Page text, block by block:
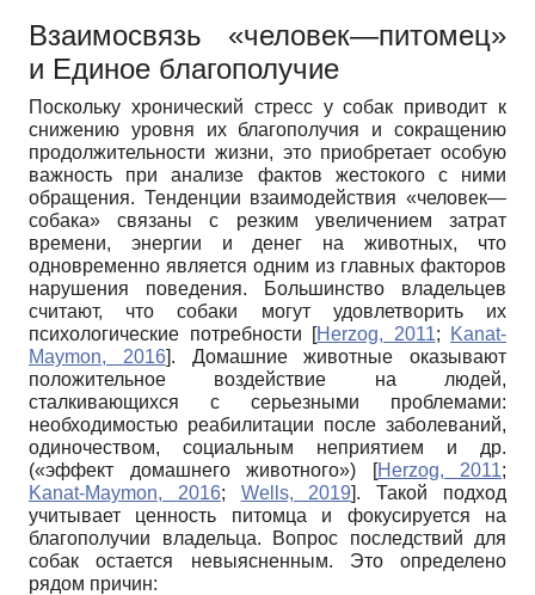
Взаимосвязь «человек—питомец»
и Единое благополучие
Поскольку хронический стресс у собак приводит к
снижению уровня их благополучия и сокращению
продолжительности жизни, это приобретает особую
важность при анализе фактов жестокого с ними
обращения. Тенденции взаимодействия «человек—
собака» связаны с резким увеличением затрат
времени, энергии и денег на животных, что
одновременно является одним из главных факторов
нарушения поведения. Большинство владельцев
считают, что собаки могут удовлетворить их
психологические потребности
[Herzog, 2011;
Kanat-
Maymon, 2016]. Домашние животные оказывают
положительное воздействие на людей,
сталкивающихся с серьезными проблемами:
необходимостью реабилитации после заболеваний,
одиночеством, социальным неприятием и др.
(«эффект домашнего животного»)
[Herzog, 2011;
Kanat-Maymon, 2016; Wells, 2019]. Такой подход
учитывает ценность питомца и фокусируется на
благополучии владельца. Вопрос последствий для
собак остается невыясненным. Это определено
рядом причин: